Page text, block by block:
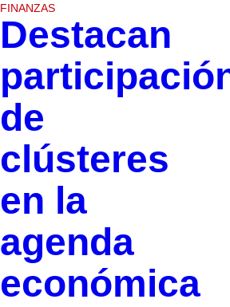
FINANZAS
Destacan
de
clústeres
en la
agenda
económica